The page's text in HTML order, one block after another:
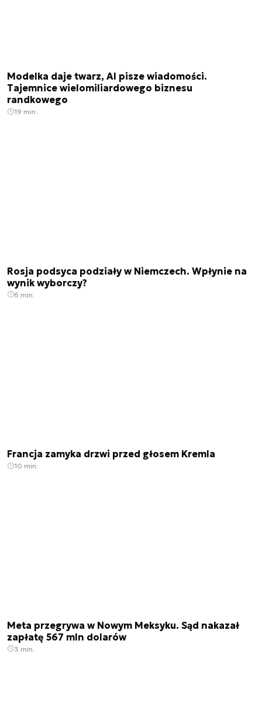
Modelka daje twarz, AI pisze wiadomości.
Tajemnice wielomiliardowego biznesu
randkowego
19 min.
Rosja podsyca podziały w Niemczech. Wpłynie na
wynik wyborczy?
6 min.
Francja zamyka drzwi przed głosem Kremla
10 min.
Meta przegrywa w Nowym Meksyku. Sąd nakazał
zapłatę 567 mln dolarów
3 min.